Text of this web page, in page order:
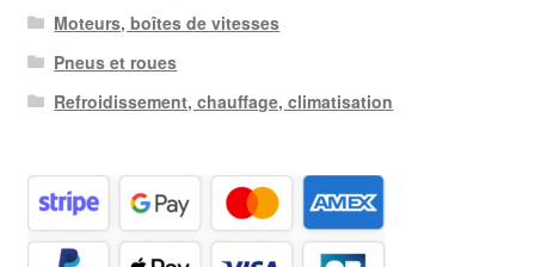
Moteurs, boîtes de vitesses
Pneus et roues
Refroidissement, chauffage, climatisation